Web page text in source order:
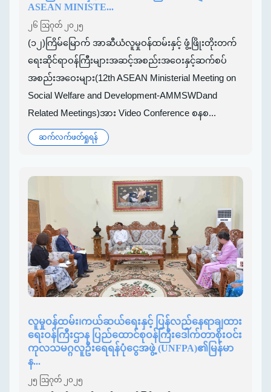
ASEAN MINISTE...
၂၆ ဩဂုတ် ၂၀၂၅
(၁၂)ကြိမ်မြောက် အာဆီယံလူမှုဝန်ထမ်းနှင့် ဖွံ့ဖြိုးတိုးတက်
ရေးဆိုင်ရာဝန်ကြီးများအဆင့်အစည်းအဝေးနှင့်ဆက်စပ်
အစည်းအဝေးများ(12th ASEAN Ministerial Meeting on
Social Welfare and Development-AMMSWDand
Related Meetings)အား Video Conference စနစ...
ဆက်လက်ဖတ်ရှုရန်
လူမှုဝန်ထမ်း၊ကယ်ဆယ်ရေးနှင့် ပြန်လည်နေရာချထား
ရေးဝန်ကြီးဌာန ပြည်ထောင်စုဝန်ကြီးဒေါက်တာစိုးဝင်း
ကုလသမဂ္ဂလူဦးရေရန်ပုံငွေအဖွဲ့ (UNFPA)၏မြန်မာ
န...
၂၅ ဩဂုတ် ၂၀၂၅